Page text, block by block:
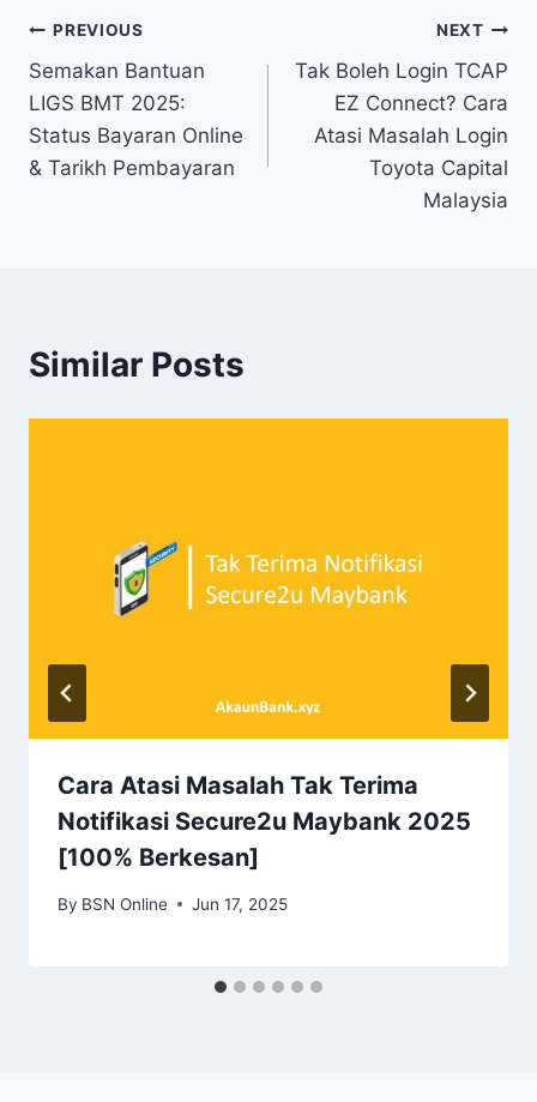
Navigasi
kiriman
PREVIOUS
Semakan Bantuan
LIGS BMT 2025:
Status Bayaran Online
& Tarikh Pembayaran
NEXT
Tak Boleh Login TCAP
EZ Connect? Cara
Atasi Masalah Login
Toyota Capital
Malaysia
Similar Posts
Cara Atasi Masalah Tak Terima
Notifikasi Secure2u Maybank 2025
[100% Berkesan]
By BSN Online Jun 17, 2025